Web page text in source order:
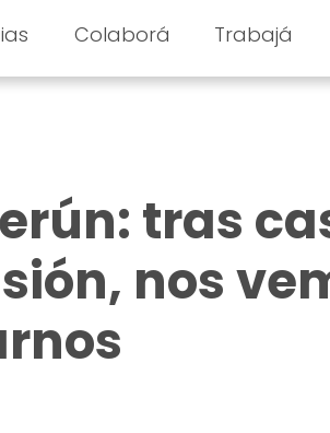
Colaborá Trabajá
tras
nos